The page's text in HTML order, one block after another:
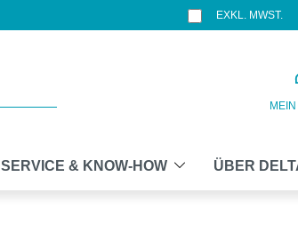
EXKL. MWST.
SERVICE & KNOW-HOW ÜBER